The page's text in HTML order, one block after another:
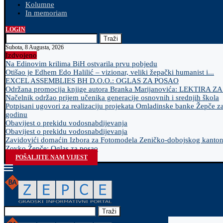
Kolumne
In memoriam
LOGIN
Traži
Subota, 8 Augusta, 2026
Izdvojeno
Na Edinovim krilima BiH ostvarila prvu pobjedu
Otišao je Edhem Edo Halilić – vizionar, veliki žepački humanist i...
EXCEL ASSEMBLIES BH D.O.O.: OGLAS ZA POSAO
Održana promocija knjige autora Branka Marijanovića: LEKTIRA
Načelnik održao prijem učenika generacije osnovnih i srednjih škola
Potpisani ugovori za realizaciju projekata Omladinske banke Žepče
godinu
Obavijest o prekidu vodosnabdijevanja
Obavijest o prekidu vodosnabdijevanja
Zavidovići domaćin Izbora za Fotomodela Zeničko-dobojskog
Zovko Žepče: Oglas za posao
POŠALJITE NAM VIJEST
Traži